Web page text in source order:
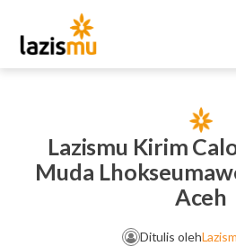
Lazismu Kirim
Muda
Aceh
Ditulis oleh